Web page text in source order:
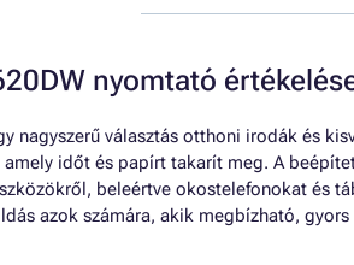
nyomtató
nagyszerű választás otthoni irodák és
időt és papírt takarít meg. A
beleértve okostelefonokat és
azok számára, akik megbízható,